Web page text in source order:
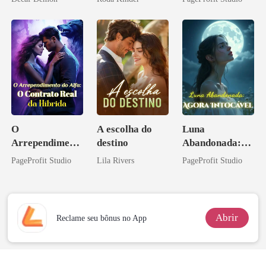
O
Arrependiment
o do Alfa: O
PageProfit Studio
A escolha do
destino
Lila Rivers
Luna
Abandonada:
Agora Intocável
PageProfit Studio
Reclame seu bônus no App Abrir